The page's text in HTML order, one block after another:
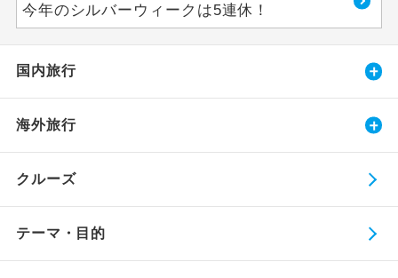
今年のシルバーウィークは5連休！
国内旅行
海外旅行
クルーズ
テーマ・目的